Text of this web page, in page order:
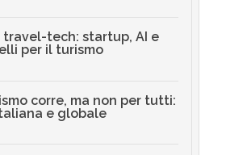
travel-tech: startup, AI e
per il turismo
corre, ma non per tutti:
e globale